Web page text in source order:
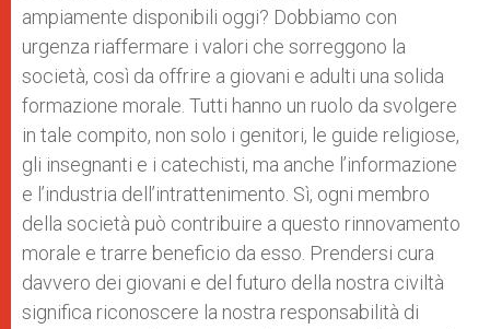
ampiamente disponibili oggi? Dobbiamo con
urgenza riaffermare i valori che sorreggono la
società, così da offrire a giovani e adulti una solida
formazione morale. Tutti hanno un ruolo da svolgere
in tale compito, non solo i genitori, le guide religiose,
gli insegnanti e i catechisti, ma anche l’informazione
e l’industria dell’intrattenimento. Sì, ogni membro
della società può contribuire a questo rinnovamento
morale e trarre beneficio da esso. Prendersi cura
davvero dei giovani e del futuro della nostra civiltà
significa riconoscere la nostra responsabilità di